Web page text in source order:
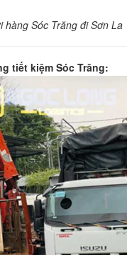
hàng Sóc Trăng đi Sơn La
tiết kiệm Sóc Trăng: